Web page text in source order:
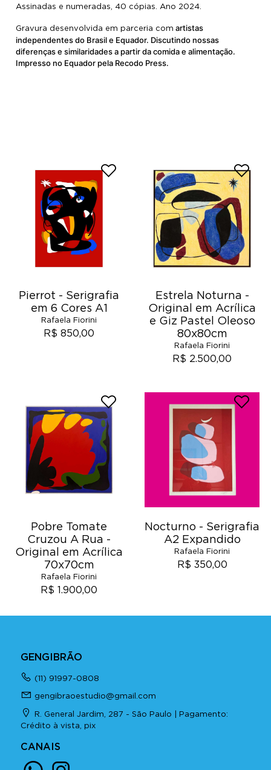
Assinadas e numeradas, 40 cópias. Ano 2024.
Gravura desenvolvida em parceria com artistas
independentes do Brasil e Equador. Discutindo nossas
diferenças e similaridades a partir da comida e alimentação.
Impresso no Equador pela Recodo Press.
Pierrot - Serigrafia
em 6 Cores A1
Rafaela Fiorini
R$ 850,00
Estrela Noturna -
Original em Acrílica
e Giz Pastel Oleoso
80x80cm
Rafaela Fiorini
R$ 2.500,00
Pobre Tomate
Cruzou A Rua -
Original em Acrílica
70x70cm
Rafaela Fiorini
R$ 1.900,00
Nocturno - Serigrafia
A2 Expandido
Rafaela Fiorini
R$ 350,00
GENGIBRÃO
(11) 91997-0808
gengibraoestudio@gmail.com
R. General Jardim, 287 - São Paulo | Pagamento:
Crédito à vista, pix
CANAIS